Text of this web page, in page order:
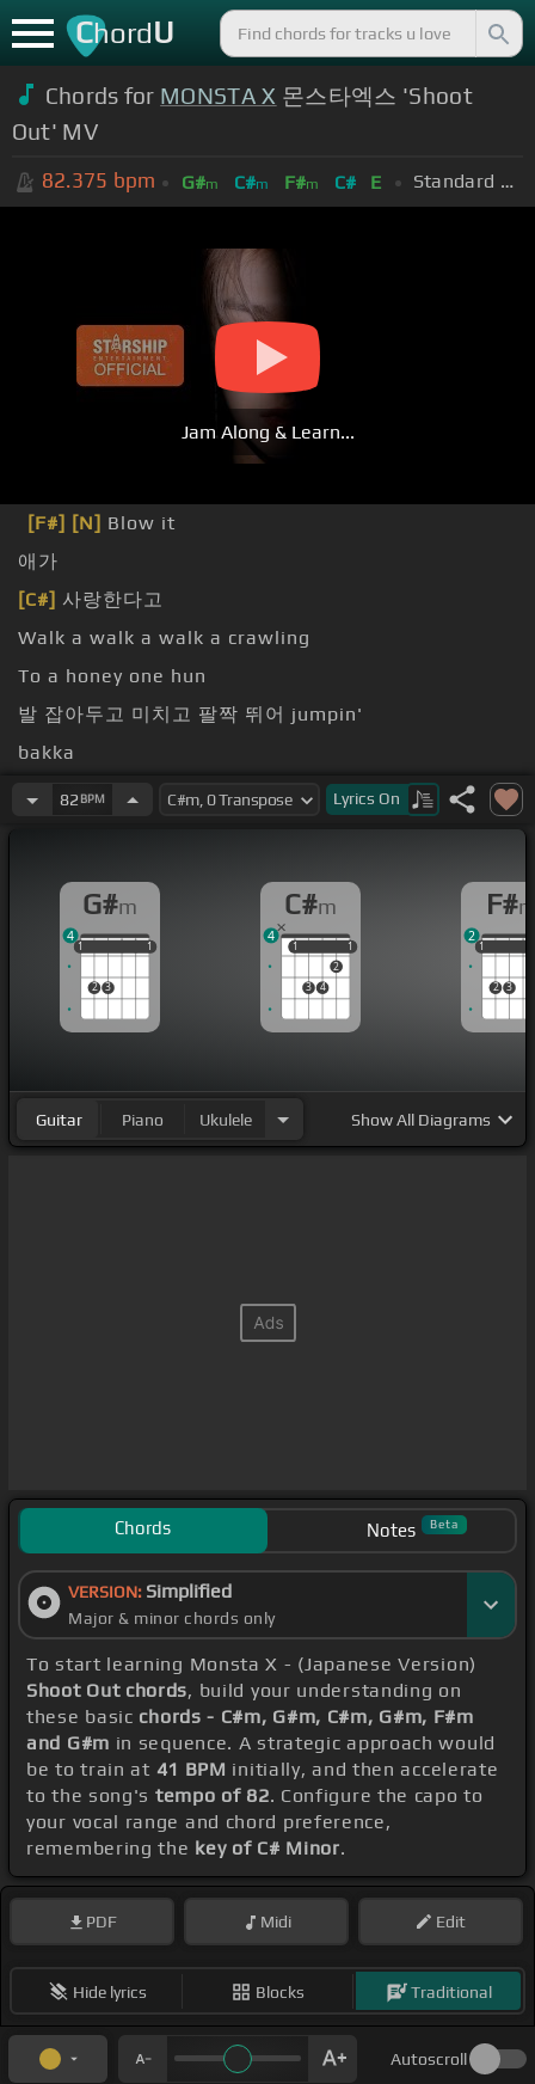
ChordU
Chords for MONSTA X 몬스타엑스 'Shoot
Out' MV
82.375 bpm G#m C#m F#m C# E Standard Tuning (EADGBE)
Jam Along & Learn...
[F#] [N] Blow it
애가
[C#] 사랑한다고
Walk a walk a walk a crawling
To a honey one hun
발 잡아두고 미치고 팔짝 뛰어 jumpin'
bakka
떨어버린
걱정은 더 틀어주자 합시다 pump pump
82 BPM Lyrics On
G#m
1
2 3
1
1 1
4
C#m
1
3 4
2
1
1 1
4
F#
1
2 3
1
2
Guitar Piano Ukulele ShowAll Diagrams
Chords Notes Beta
VERSION: Simplified
Major & minor chords only
To start learning Monsta X - (Japanese Version)
Shoot Out chords, build your understanding on
these basic chords - C#m, G#m, C#m, G#m, F#m
and G#m in sequence. A strategic approach would
be to train at 41 BPM initially, and then accelerate
to the song's tempo of 82. Configure the capo to
your vocal range and chord preference,
remembering the key of C# Minor.
PDF Midi Edit
Hide lyrics Blocks Traditional
Autoscroll